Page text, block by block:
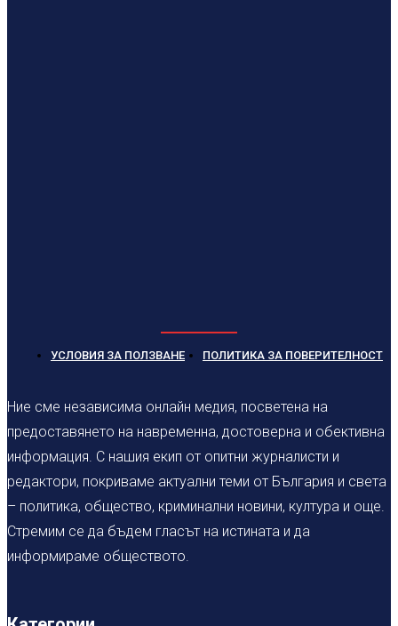
УСЛОВИЯ ЗА ПОЛЗВАНЕ ПОЛИТИКА ЗА ПОВЕРИТЕЛНОСТ
Ние сме независима онлайн медия, посветена на
предоставянето на навременна, достоверна и обективна
информация. С нашия екип от опитни журналисти и
редактори, покриваме актуални теми от България и света
– политика, общество, криминални новини, култура и още.
Стремим се да бъдем гласът на истината и да
информираме обществото.